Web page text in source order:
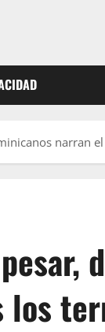
narran